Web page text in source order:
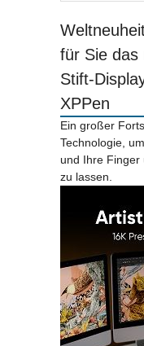
für Sie das
Stift-
XPPen
Ein großer
Technologie,
und Ihre Finger
zu lassen.